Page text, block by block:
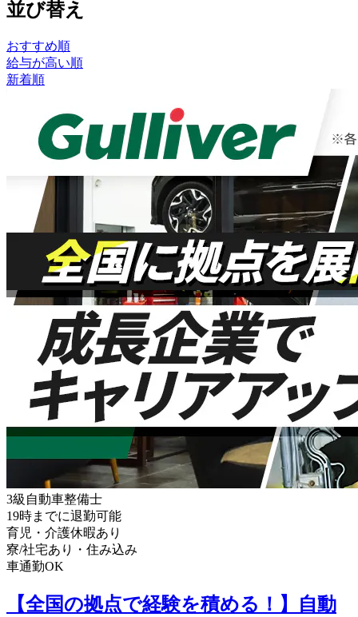
並び替え
おすすめ順
給与が高い順
新着順
3級自動車整備士
19時までに退勤可能
育児・介護休暇あり
寮/社宅あり・住み込み
車通勤OK
【全国の拠点で経験を積める！】自動